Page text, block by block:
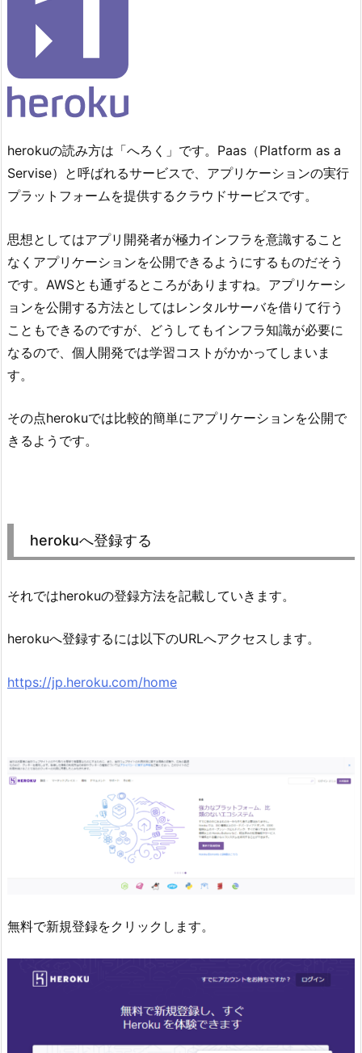
herokuの読み方は「へろく」です。Paas（Platform as a
Servise）と呼ばれるサービスで、アプリケーションの実行
プラットフォームを提供するクラウドサービスです。
思想としてはアプリ開発者が極力インフラを意識すること
なくアプリケーションを公開できるようにするものだそう
です。AWSとも通ずるところがありますね。アプリケーシ
ョンを公開する方法としてはレンタルサーバを借りて行う
こともできるのですが、どうしてもインフラ知識が必要に
なるので、個人開発では学習コストがかかってしまいま
す。
その点herokuでは比較的簡単にアプリケーションを公開で
きるようです。
herokuへ登録する
それではherokuの登録方法を記載していきます。
herokuへ登録するには以下のURLへアクセスします。
https://jp.heroku.com/home
無料で新規登録をクリックします。